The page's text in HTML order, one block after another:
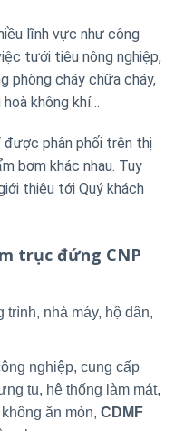
lĩnh vực như công
tưới tiêu nông nghiệp,
phòng cháy chữa cháy,
không khí…
được phân phối trên thị
bơm khác nhau. Tuy
thiệu tới Quý khách
trục đứng CNP
nhà máy, hộ dân,
nghiệp, cung cấp
tụ, hệ thống làm mát,
ăn mòn, CDMF